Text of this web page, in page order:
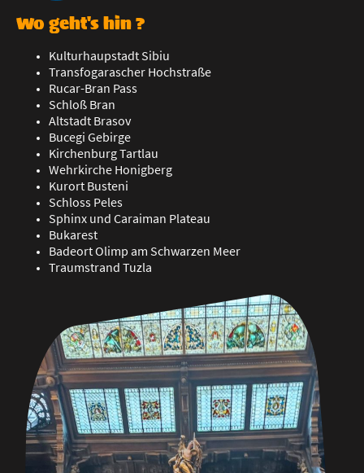
Wo geht's hin ?
Kulturhaupstadt Sibiu
Transfogarascher Hochstraße
Rucar-Bran Pass
Schloß Bran
Altstadt Brasov
Bucegi Gebirge
Kirchenburg Tartlau
Wehrkirche Honigberg
Kurort Busteni
Schloss Peles
Sphinx und Caraiman Plateau
Bukarest
Badeort Olimp am Schwarzen Meer
Traumstrand Tuzla